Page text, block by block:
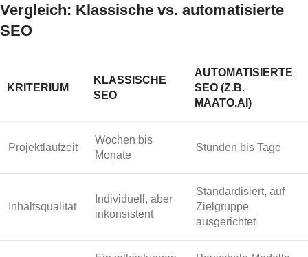
Vergleich: Klassische vs. automatisierte
SEO
KRITERIUM
KLASSISCHE
SEO
AUTOMATISIERTE
SEO (Z.B.
MAATO.AI)
Projektlaufzeit
Wochen bis
Monate
Stunden bis Tage
Inhaltsqualität
Individuell, aber
inkonsistent
Standardisiert, auf
Zielgruppe
ausgerichtet